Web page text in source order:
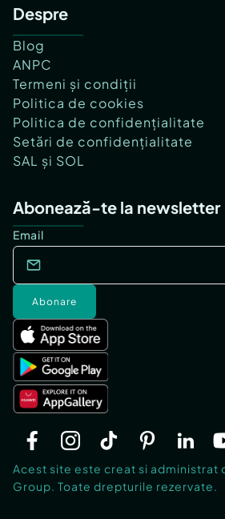
Despre
Blog
ANPC
Termeni și condiții
Politica de cookies
Politica de confidențialitate
Setări de confidențialitate
SAL și SOL
Abonează-te la newsletter
Email
Abonare
Acest site este creat si administrat
Group. Toate drepturile rezervate.